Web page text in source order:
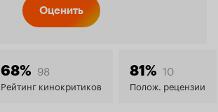
7.4
Оценить
68% 98
Рейтинг кинокритиков
81% 10
Полож. рецензии